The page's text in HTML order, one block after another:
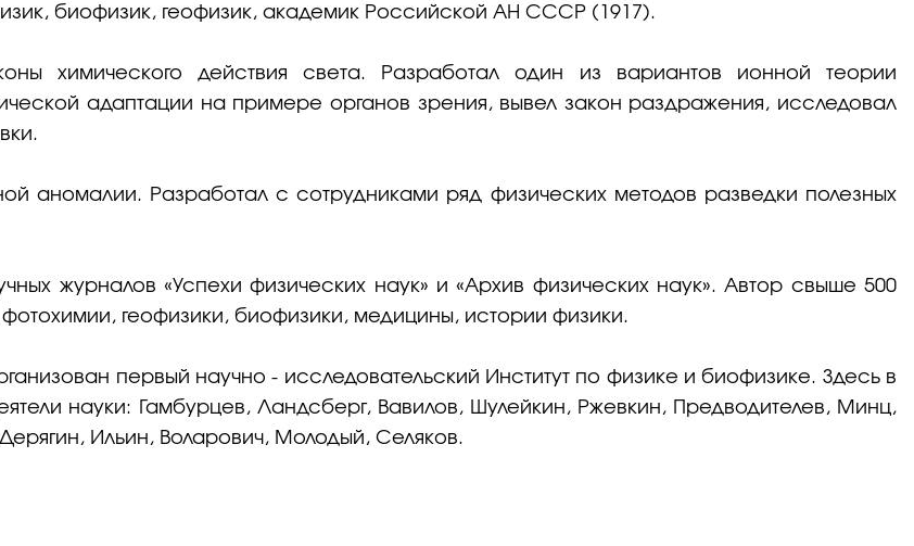
биофизик, геофизик, академик Российской АН СССР (1917).
химического действия света. Разработал один из вариантов ионной теории
адаптации на примере органов зрения, вывел закон раздражения, исследовал
аномалии. Разработал с сотрудниками ряд физических методов разведки полезных
журналов «Успехи физических наук» и «Архив физических наук». Автор свыше 500
геофизики, биофизики, медицины, истории физики.
первый научно - исследовательский Институт по физике и биофизике. Здесь в
науки: Гамбурцев, Ландсберг, Вавилов, Шулейкин, Ржевкин, Предводителев, Минц,
Ильин, Воларович, Молодый, Селяков.